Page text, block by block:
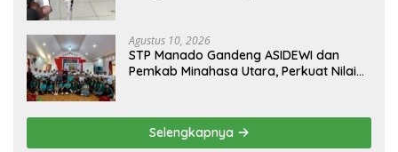
Agustus 10, 2026
‎STP Manado Gandeng ASIDEWI dan
Pemkab Minahasa Utara, Perkuat Nilai
Selengkapnya